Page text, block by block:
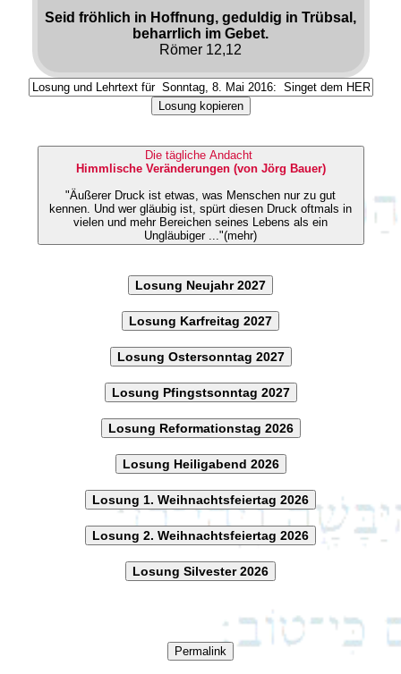
Seid fröhlich in Hoffnung, geduldig in Trübsal,
beharrlich im Gebet.
Römer 12,12
Losung kopieren
Die tägliche Andacht
Himmlische Veränderungen (von Jörg Bauer)
"Äußerer Druck ist etwas, was Menschen nur zu gut
kennen. Und wer gläubig ist, spürt diesen Druck oftmals in
vielen und mehr Bereichen seines Lebens als ein
Ungläubiger ..."(mehr)
Losung Neujahr 2027
Losung Karfreitag 2027
Losung Ostersonntag 2027
Losung Pfingstsonntag 2027
Losung Reformationstag 2026
Losung Heiligabend 2026
Losung 1. Weihnachtsfeiertag 2026
Losung 2. Weihnachtsfeiertag 2026
Losung Silvester 2026
Permalink